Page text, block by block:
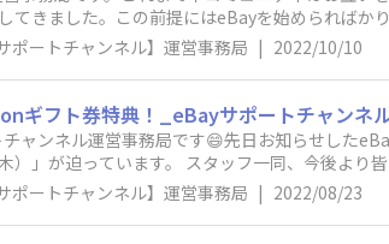
てきました。この前提にはeBayを始められば
一部の投稿が不快感や威圧感を与えるものであ
参加される全ての方々が考え方の違いはあれど
います。「まず自分で調べなさい」や「意味あ
コミュニティを皆さんが楽しく快適に利用でき
ネル運営事務局※運営会社：株式会社サードス
ポートチャンネル】運営事務局 | 2022/10/10
ギフト券特典！_eBayサポートチャンネ
ャンネル運営事務局です😄先日お知らせした
）」が迫っています。 スタッフ一同、今後より
ます！※既にアンケートにご回答いただいた方
問が選択式締切り日：2022年8月25日（木）✅
ントさせていただきます。eBayサポートチャン
ポートチャンネル】運営事務局 | 2022/08/23